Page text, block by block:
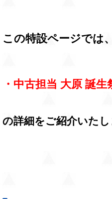
この特設ページでは、
・中古担当 大原 誕
の詳細をご紹介いたし